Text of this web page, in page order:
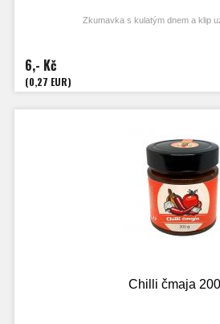
Zkumavka s kulatým dnem a klip
6,- Kč
(0,27 EUR)
Chilli čmaja